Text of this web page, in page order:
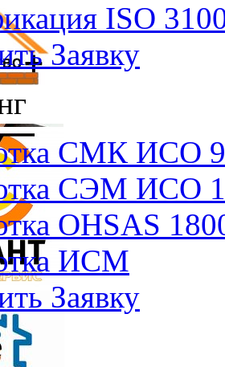
ISO
Заявку
СМК ИСО
СЭМ ИСО
OHSAS
ИСМ
Заявку